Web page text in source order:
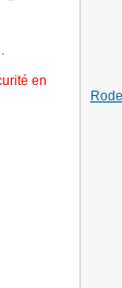
.
en